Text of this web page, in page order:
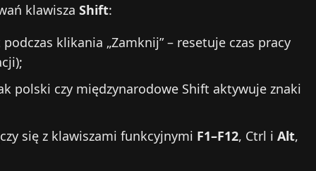
klawisza Shift:
klikania „Zamknij” – resetuje czas pracy
polski czy międzynarodowe Shift aktywuje znaki
się z klawiszami funkcyjnymi F1–F12, Ctrl i Alt,